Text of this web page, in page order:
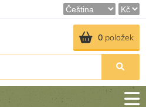
0položek